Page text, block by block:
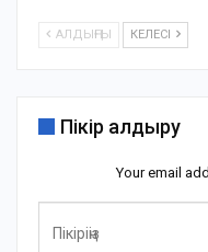
АЛДЫҢҒЫ КЕЛЕСІ
Пікір қалдыру
Your email